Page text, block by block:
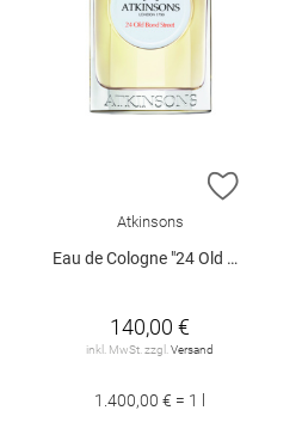
WUNSCHLISTE HINZUFÜGEN
ZUR
Atkinsons
Eau de Cologne "24 Old Bond Street", 100 ml
140,00 €
inkl. MwSt. zzgl. Versand
1.400,00 € = 1 l